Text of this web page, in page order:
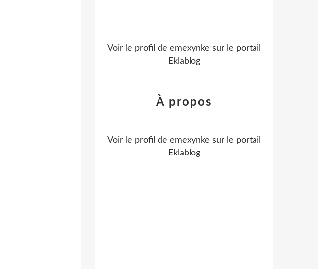
Voir le profil de emexynke sur le portail
Eklablog
À propos
Voir le profil de emexynke sur le portail
Eklablog